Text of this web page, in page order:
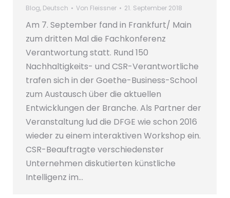
Blog, Deutsch Von Fleissner 21. September 2018
Am 7. September fand in Frankfurt/ Main
zum dritten Mal die Fachkonferenz
Verantwortung statt. Rund 150
Nachhaltigkeits- und CSR-Verantwortliche
trafen sich in der Goethe-Business-School
zum Austausch über die aktuellen
Entwicklungen der Branche. Als Partner der
Veranstaltung lud die DFGE wie schon 2016
wieder zu einem interaktiven Workshop ein.
CSR-Beauftragte verschiedenster
Unternehmen diskutierten künstliche
Intelligenz im…